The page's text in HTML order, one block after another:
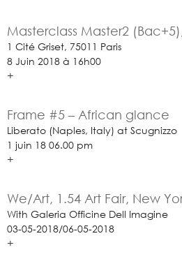
Masterclass Master2
1 Cité Griset, 75011 Paris
8 Juin 2018 à 16h00
+
Frame #5 – African glance
Liberato (Naples, Italy) at Scugnizzo
1 juin 18 06.00 pm
+
We/Art, 1.54 Art Fair, New
With Galeria Officine Dell Imagine
03-05-2018/06-05-2018
+